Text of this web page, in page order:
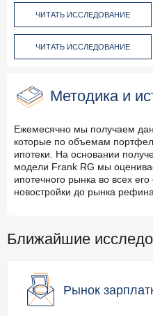
ЧИТАТЬ ИССЛЕДОВАНИЕ
ЧИТАТЬ ИССЛЕДОВАНИЕ
Методика и
Ежемесячно мы получаем
которые по объемам
ипотеки. На основании
модели Frank RG мы
ипотечного рынка во всех
новостройки до рынка
Ближайшие
Рынок